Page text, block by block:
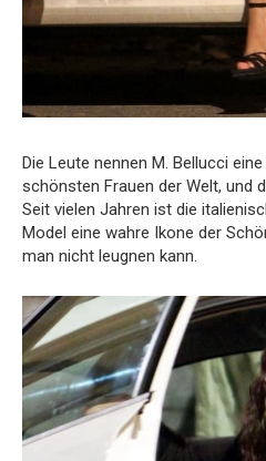
Die Leute nennen M. Bellucci
schönsten Frauen der Welt, und
Seit vielen Jahren ist die
Model eine wahre Ikone der
man nicht leugnen kann.